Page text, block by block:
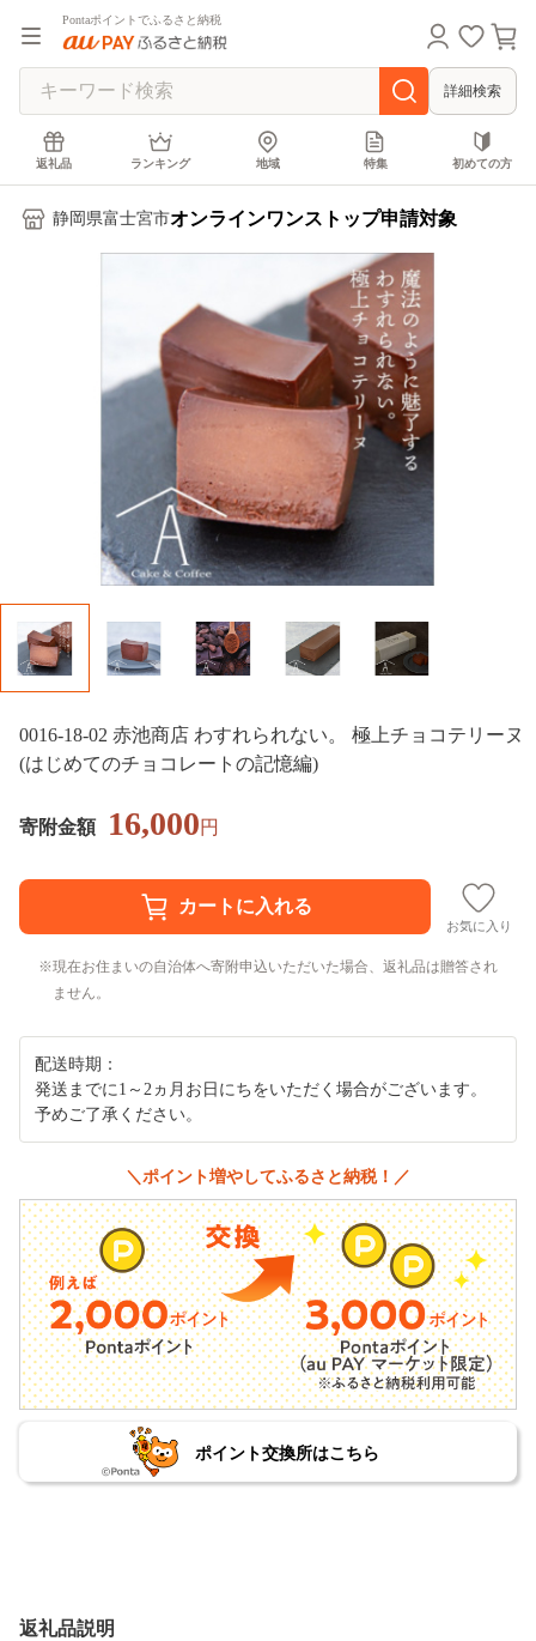
Pontaポイントでふるさと納税
詳細検索
返礼品 ランキング 地域 特集 初めての方
静岡県富士宮市オンラインワンストップ申請対象
0016-18-02 赤池商店 わすれられない。 極上チョコテリーヌ
(はじめてのチョコレートの記憶編)
寄附金額 16,000円
お気に入り
現在お住まいの自治体へ寄附申込いただいた場合、返礼品は贈答され
ません。
配送時期：
発送までに1～2ヵ月お日にちをいただく場合がございます。
予めご了承ください。
＼ポイント増やしてふるさと納税！／
ポイント交換所はこちら
返礼品説明